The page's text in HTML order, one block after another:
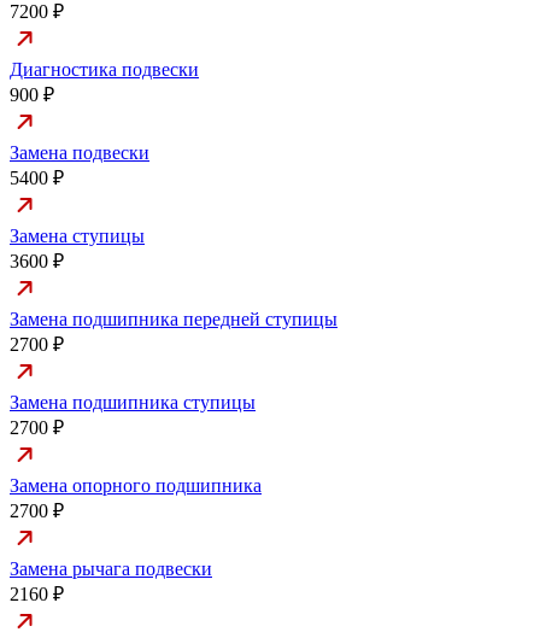
7200 ₽
Диагностика подвески
900 ₽
Замена подвески
5400 ₽
Замена ступицы
3600 ₽
Замена подшипника передней ступицы
2700 ₽
Замена подшипника ступицы
2700 ₽
Замена опорного подшипника
2700 ₽
Замена рычага подвески
2160 ₽